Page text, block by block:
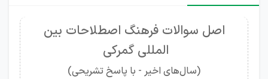
اصل سوالات فرهنگ اصطلاحات بین
المللی گمرکی
(سال‌های اخیر - با پاسخ تشریحی)